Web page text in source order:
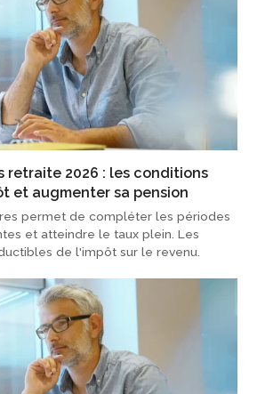
retraite 2026 : les conditions
et augmenter sa pension
permet de compléter les périodes
et atteindre le taux plein. Les
de l'impôt sur le revenu.